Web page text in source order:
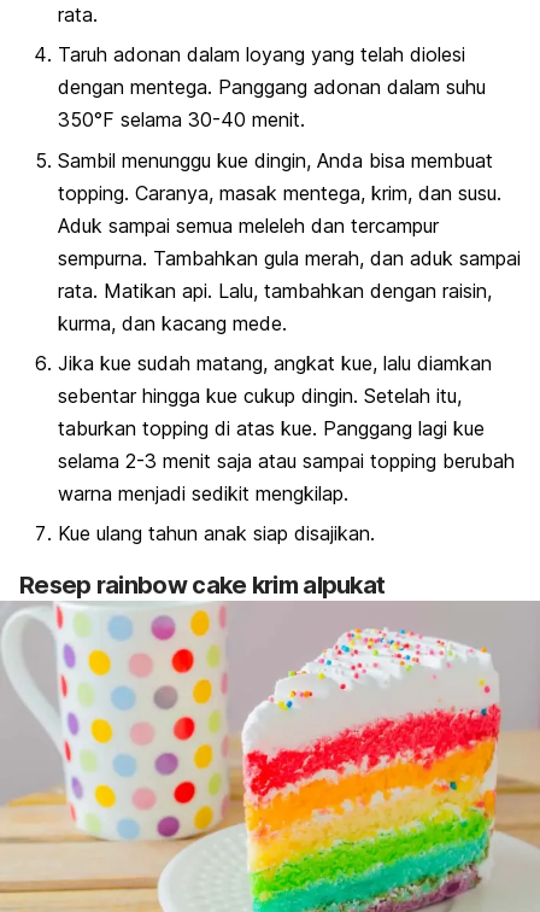
rata.
Taruh adonan dalam loyang yang telah diolesi
dengan mentega. Panggang adonan dalam suhu
350°F selama 30-40 menit.
Sambil menunggu kue dingin, Anda bisa membuat
topping. Caranya, masak mentega, krim, dan susu.
Aduk sampai semua meleleh dan tercampur
sempurna. Tambahkan gula merah, dan aduk sampai
rata. Matikan api. Lalu, tambahkan dengan raisin,
kurma, dan kacang mede.
Jika kue sudah matang, angkat kue, lalu diamkan
sebentar hingga kue cukup dingin. Setelah itu,
taburkan topping di atas kue. Panggang lagi kue
selama 2-3 menit saja atau sampai topping berubah
warna menjadi sedikit mengkilap.
Kue ulang tahun anak siap disajikan.
Resep rainbow cake krim alpukat